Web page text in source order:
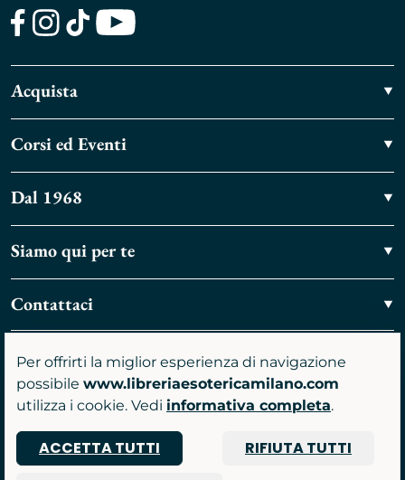
Acquista
Corsi ed Eventi
Dal 1968
Siamo qui per te
Contattaci
Vieni a trovarci
Per offrirti la miglior esperienza di navigazione
possibile www.libreriaesotericamilano.com
utilizza i cookie. Vedi informativa completa.
ACCETTA TUTTI
RIFIUTA TUTTI